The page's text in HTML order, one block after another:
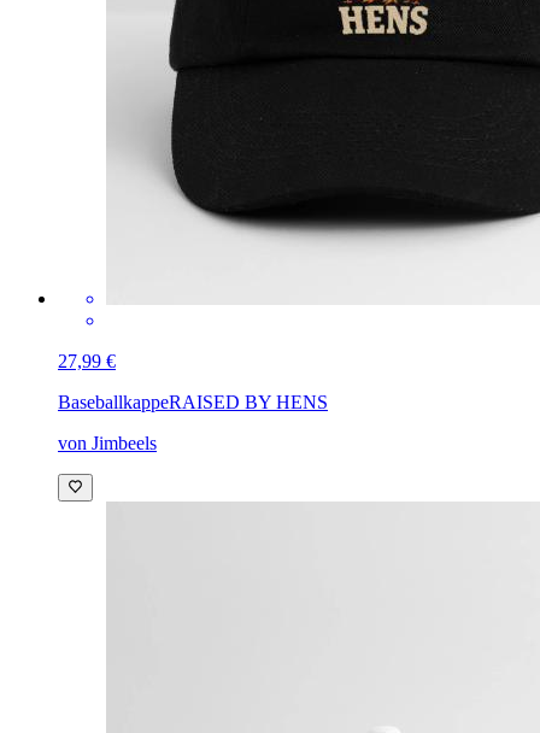
27,99 €
BaseballkappeRAISED BY HENS
von Jimbeels